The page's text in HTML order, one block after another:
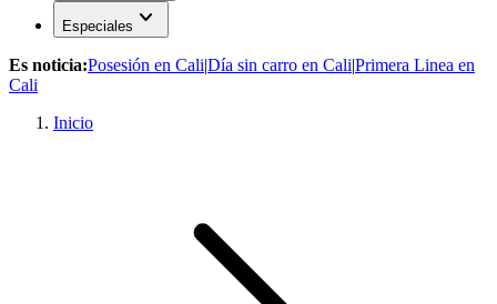
Especiales expand_more
Es noticia:Posesión en Cali|Día sin carro en Cali|Primera Linea en
Cali
Inicio